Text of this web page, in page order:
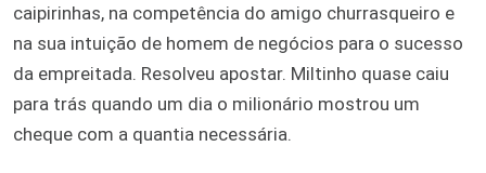
caipirinhas, na competência do amigo churrasqueiro e
na sua intuição de homem de negócios para o sucesso
da empreitada. Resolveu apostar. Miltinho quase caiu
para trás quando um dia o milionário mostrou um
cheque com a quantia necessária.